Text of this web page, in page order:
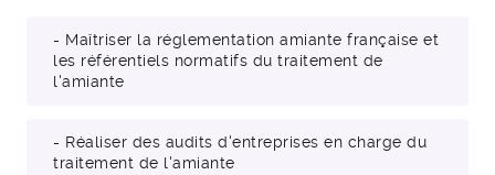
- Maîtriser la réglementation amiante française et
les référentiels normatifs du traitement de
l'amiante
- Réaliser des audits d'entreprises en charge du
traitement de l'amiante